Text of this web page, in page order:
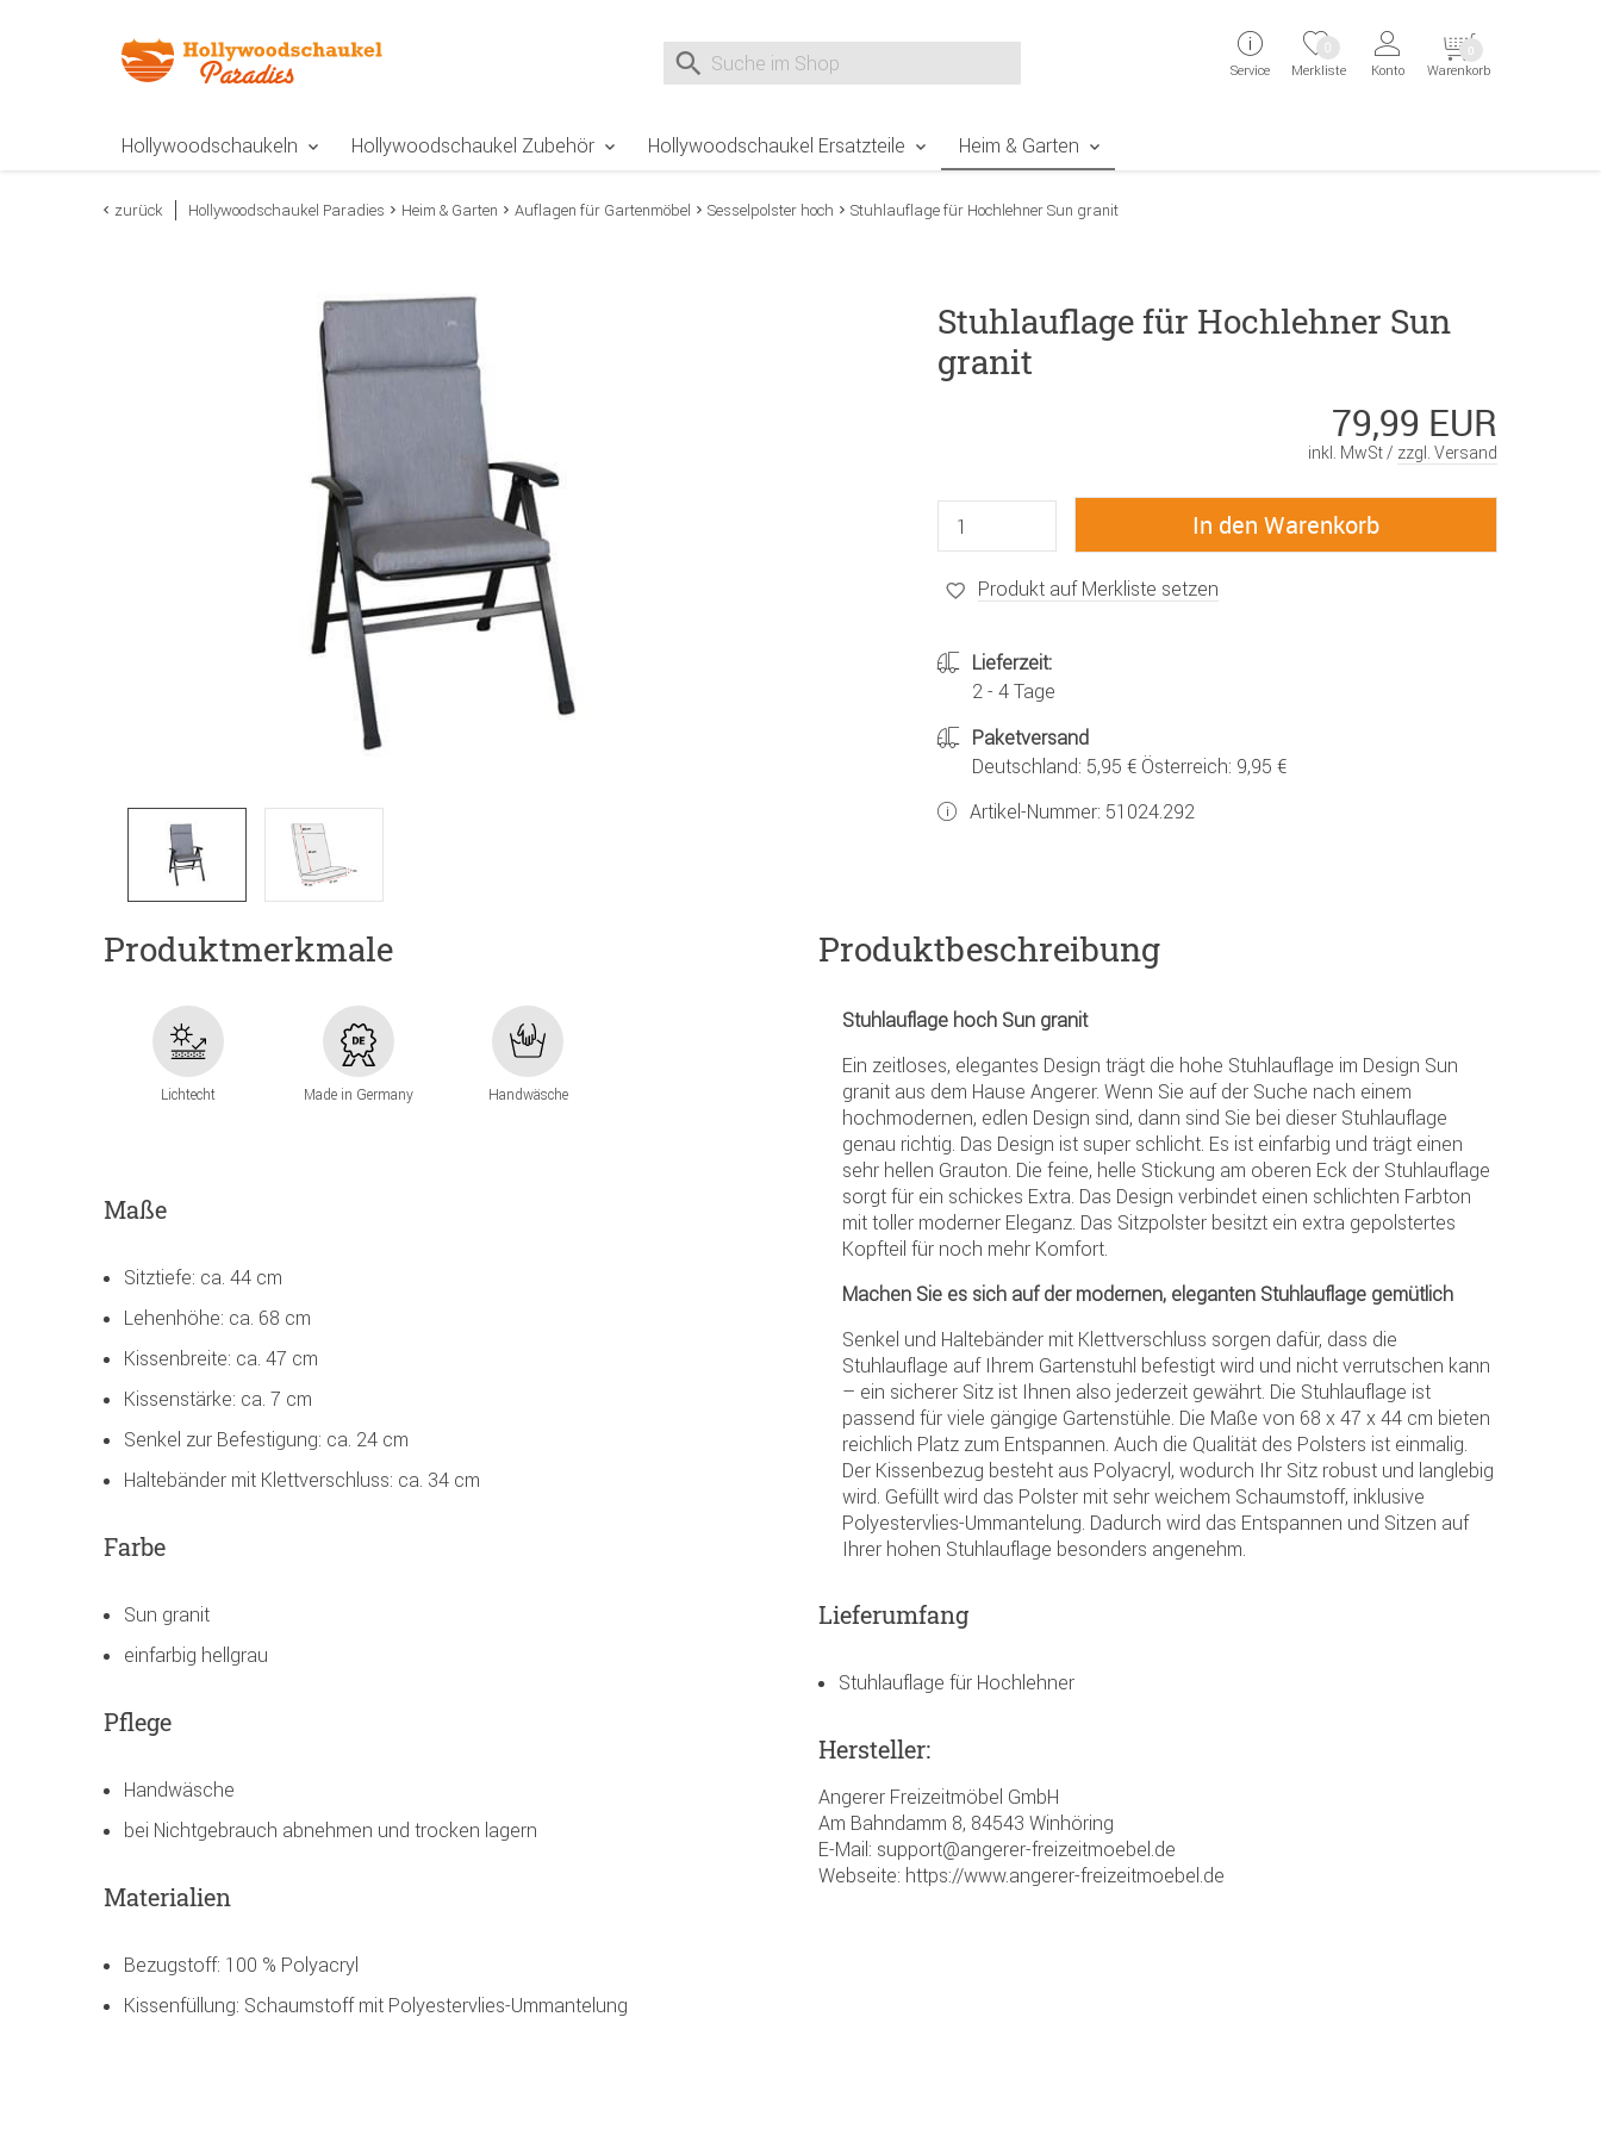
Suche nach
Service Merkliste
0
Konto Warenkorb
0
Hollywoodschaukeln Hollywoodschaukel Zubehör Hollywoodschaukel Ersatzteile Heim & Garten
zurück Hollywoodschaukel Paradies Heim & Garten Auflagen für Gartenmöbel Sesselpolster hoch Stuhlauflage für Hochlehner Sun granit
Stuhlauflage für Hochlehner Sun
granit
79,99 EUR
inkl. MwSt / zzgl. Versand
Produkt auf Merkliste setzen
Lieferzeit:
2 - 4 Tage
Paketversand
Deutschland: 5,95 € Österreich: 9,95 €
Artikel-Nummer: 51024.292
Produktmerkmale
Lichtecht Made in Germany Handwäsche
Maße
Sitztiefe: ca. 44 cm
Lehenhöhe: ca. 68 cm
Kissenbreite: ca. 47 cm
Kissenstärke: ca. 7 cm
Senkel zur Befestigung: ca. 24 cm
Haltebänder mit Klettverschluss: ca. 34 cm
Farbe
Sun granit
einfarbig hellgrau
Pflege
Handwäsche
bei Nichtgebrauch abnehmen und trocken lagern
Materialien
Bezugstoff: 100 % Polyacryl
Kissenfüllung: Schaumstoff mit Polyestervlies-Ummantelung
Produktbeschreibung
Stuhlauflage hoch Sun granit
Ein zeitloses, elegantes Design trägt die hohe Stuhlauflage im Design Sun
granit aus dem Hause Angerer. Wenn Sie auf der Suche nach einem
hochmodernen, edlen Design sind, dann sind Sie bei dieser Stuhlauflage
genau richtig. Das Design ist super schlicht. Es ist einfarbig und trägt einen
sehr hellen Grauton. Die feine, helle Stickung am oberen Eck der Stuhlauflage
sorgt für ein schickes Extra. Das Design verbindet einen schlichten Farbton
mit toller moderner Eleganz. Das Sitzpolster besitzt ein extra gepolstertes
Kopfteil für noch mehr Komfort.
Machen Sie es sich auf der modernen, eleganten Stuhlauflage gemütlich
Senkel und Haltebänder mit Klettverschluss sorgen dafür, dass die
Stuhlauflage auf Ihrem Gartenstuhl befestigt wird und nicht verrutschen kann
– ein sicherer Sitz ist Ihnen also jederzeit gewährt. Die Stuhlauflage ist
passend für viele gängige Gartenstühle. Die Maße von 68 x 47 x 44 cm bieten
reichlich Platz zum Entspannen. Auch die Qualität des Polsters ist einmalig.
Der Kissenbezug besteht aus Polyacryl, wodurch Ihr Sitz robust und langlebig
wird. Gefüllt wird das Polster mit sehr weichem Schaumstoff, inklusive
Polyestervlies-Ummantelung. Dadurch wird das Entspannen und Sitzen auf
Ihrer hohen Stuhlauflage besonders angenehm.
Lieferumfang
Stuhlauflage für Hochlehner
Hersteller:
Angerer Freizeitmöbel GmbH
Am Bahndamm 8, 84543 Winhöring
E-Mail: support@angerer-freizeitmoebel.de
Webseite: https://www.angerer-freizeitmoebel.de